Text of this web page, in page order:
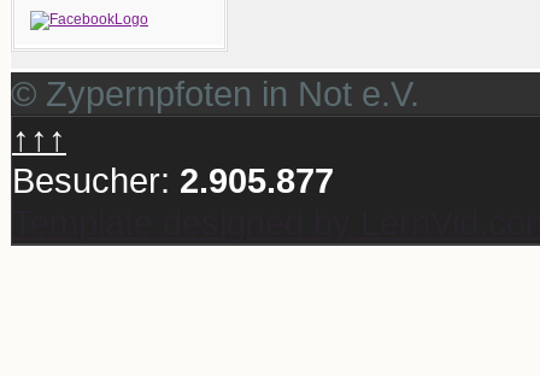
© Zypernpfoten in Not e.V.
↑↑↑
Besucher: 2.905.877